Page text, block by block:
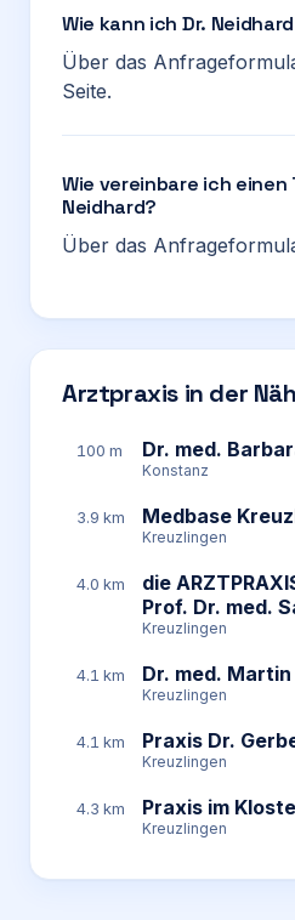
Wie kann ich Dr.
Über das
Seite.
Wie vereinbare ich einen
Neidhard?
Über das
Arztpraxis in der
100 m Dr. med.
Konstanz
3.9 km Medbase
Kreuzlingen
4.0 km
die
Prof. Dr. med.
Kreuzlingen
4.1 km Dr. med.
Kreuzlingen
4.1 km Praxis Dr.
Kreuzlingen
4.3 km Praxis im
Kreuzlingen